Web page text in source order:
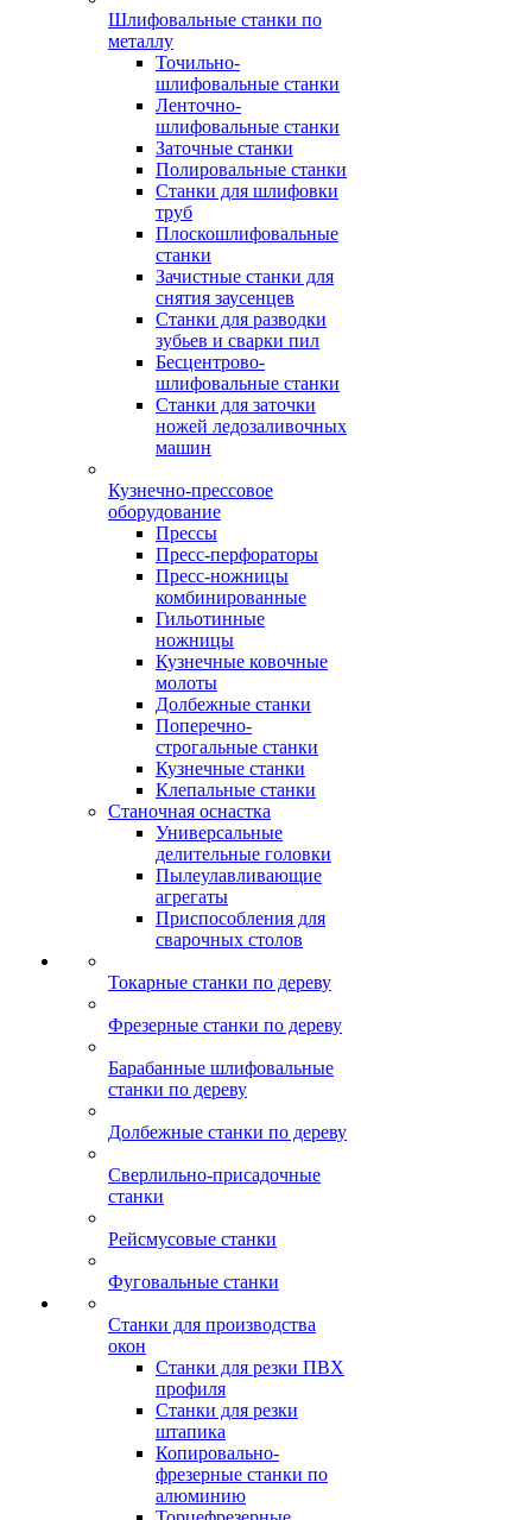
Шлифовальные станки по
металлу
Точильно-
шлифовальные станки
Ленточно-
шлифовальные станки
Заточные станки
Полировальные станки
Станки для шлифовки
труб
Плоскошлифовальные
станки
Зачистные станки для
снятия заусенцев
Станки для разводки
зубьев и сварки пил
Бесцентрово-
шлифовальные станки
Станки для заточки
ножей ледозаливочных
машин
Кузнечно-прессовое
оборудование
Прессы
Пресс-перфораторы
Пресс-ножницы
комбинированные
Гильотинные
ножницы
Кузнечные ковочные
молоты
Долбежные станки
Поперечно-
строгальные станки
Кузнечные станки
Клепальные станки
Станочная оснастка
Универсальные
делительные головки
Пылеулавливающие
агрегаты
Приспособления для
сварочных столов
Токарные станки по дереву
Фрезерные станки по дереву
Барабанные шлифовальные
станки по дереву
Долбежные станки по дереву
Сверлильно-присадочные
станки
Рейсмусовые станки
Фуговальные станки
Станки для производства
окон
Станки для резки ПВХ
профиля
Станки для резки
штапика
Копировально-
фрезерные станки по
алюминию